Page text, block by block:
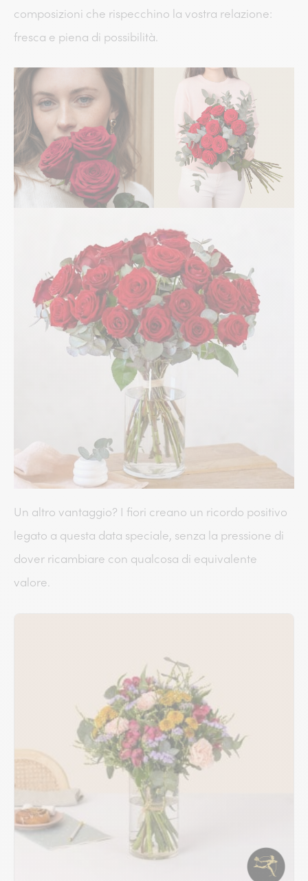
composizioni che rispecchino la vostra relazione:
fresca e piena di possibilità.
Un altro vantaggio? I fiori creano un ricordo positivo
legato a questa data speciale, senza la pressione di
dover ricambiare con qualcosa di equivalente
valore.